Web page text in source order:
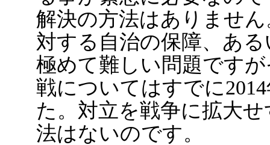
解決の方法はありませ
対する自治の保障、あ
極めて難しい問題です
戦についてはすでに
た。対立を戦争に拡大
法はないのです。